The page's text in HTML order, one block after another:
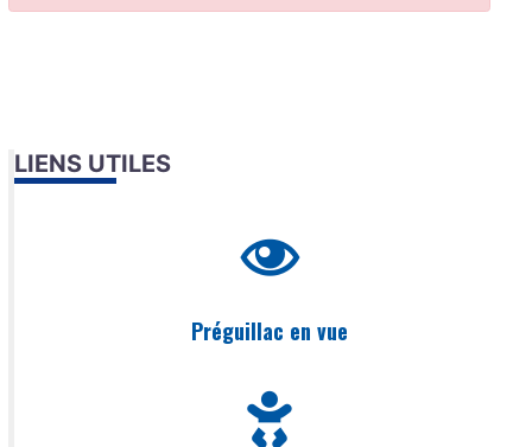
LIENS UTILES
Préguillac en vue